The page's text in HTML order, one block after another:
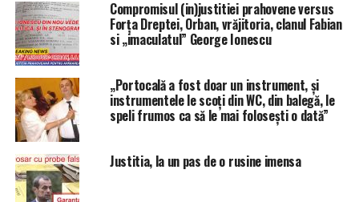
Compromisul (in)justitiei prahovene versus
Forţa Dreptei, Orban, vrăjitoria, clanul Fabian
si „imaculatul” George Ionescu
„Portocală a fost doar un instrument, și
instrumentele le scoți din WC, din balegă, le
speli frumos ca să le mai folosești o dată”
Justitia, la un pas de o rusine imensa